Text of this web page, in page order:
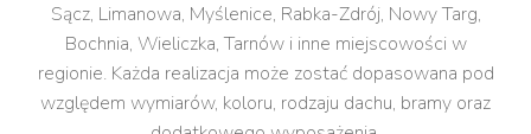
Sącz, Limanowa, Myślenice, Rabka-Zdrój, Nowy Targ,
Bochnia, Wieliczka, Tarnów i inne miejscowości w
regionie. Każda realizacja może zostać dopasowana pod
względem wymiarów, koloru, rodzaju dachu, bramy oraz